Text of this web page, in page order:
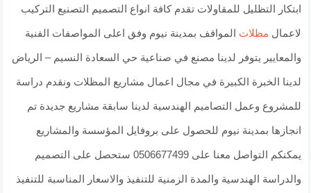
ابتكار التظليل للمقاولات تقدم كافة انواع التصميم التصنيع التركيب
لاعمال مظلات المواقف بمدينة نيوم وفق اعلى المواصفات الفنية
والمعايير يتوفر لدينا مصنع في صناعية حي السعادة النسيم – الرياض
لدينا الخبرة الكبيرة في مجال اعمال مشاريع المظلات ونقدم دراسة
للمشروع وعمل التصاميم الهندسية لدينا سابقة مشاريع جديدة تم
انجازها بمدينة نيوم للحصول على بروفايل المؤسسة والمشاريع
يمكنكم التواصل معنا على 0506677499 ستحصل على التصميم
والدراسة الهندسية والمدة الزمنية للتنفيذ والاسعار المناسبة للتنفيذ